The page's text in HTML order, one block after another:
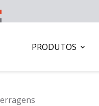
PRODUTOS